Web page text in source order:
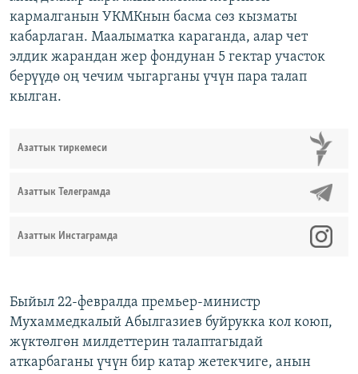
кармалганын УКМКнын басма сөз кызматы
кабарлаган. Маалыматка караганда, алар чет
элдик жарандан жер фондунан 5 гектар участок
берүүдө оң чечим чыгарганы үчүн пара талап
кылган.
Азаттык тиркемеси
Азаттык Телеграмда
Азаттык Инстаграмда
Быйыл 22-февралда премьер-министр
Мухаммедкалый Абылгазиев буйрукка кол коюп,
жүктөлгөн милдеттерин талаптагыдай
аткарбаганы үчүн бир катар жетекчиге, анын